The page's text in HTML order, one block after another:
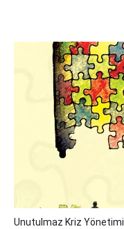
Unutulmaz Kriz Yönetimi